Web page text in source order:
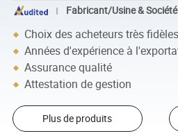
Fabricant/Usine &
Choix des acheteurs très fidèles
Années d'expérience à
Assurance qualité
Attestation de gestion
Plus de produits